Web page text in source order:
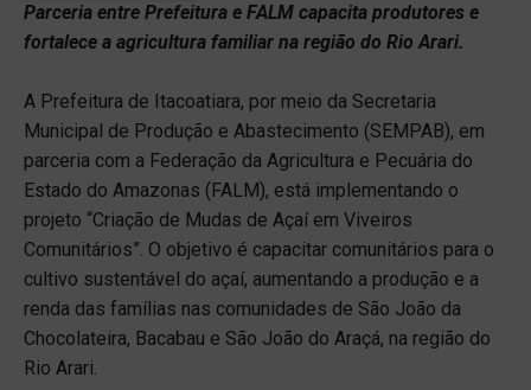
Parceria entre Prefeitura e FALM capacita produtores e
fortalece a agricultura familiar na região do Rio Arari.
A Prefeitura de Itacoatiara, por meio da Secretaria
Municipal de Produção e Abastecimento (SEMPAB), em
parceria com a Federação da Agricultura e Pecuária do
Estado do Amazonas (FALM), está implementando o
projeto “Criação de Mudas de Açaí em Viveiros
Comunitários”. O objetivo é capacitar comunitários para o
cultivo sustentável do açaí, aumentando a produção e a
renda das famílias nas comunidades de São João da
Chocolateira, Bacabau e São João do Araçá, na região do
Rio Arari.